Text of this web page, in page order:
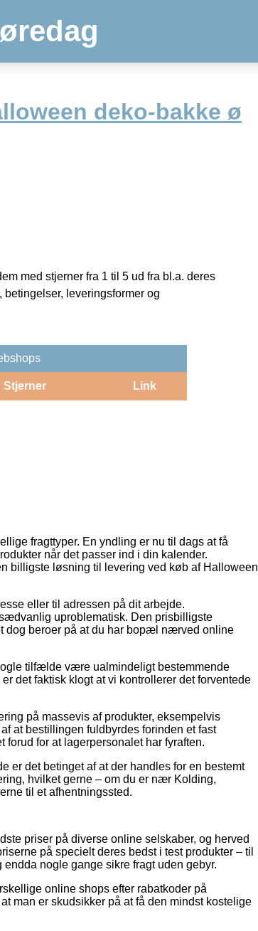
deko-bakke ø
med stjerner fra 1 til 5 ud fra bl.a. deres
leveringsformer og
Stjerner Link
fragttyper. En yndling er nu til dags at få
når det passer ind i din kalender.
billigste løsning til levering ved køb af Halloween
eller til adressen på dit arbejde.
uproblematisk. Den prisbilligste
dog beroer på at du har bopæl nærved online
tilfælde være ualmindeligt bestemmende
det faktisk klogt at vi kontrollerer det forventede
på massevis af produkter, eksempelvis
at bestillingen fuldbyrdes forinden et fast
forud for at lagerpersonalet har fyraften.
er det betinget af at der handles for en bestemt
hvilket gerne – om du er nær Kolding,
til et afhentningssted.
priser på diverse online selskaber, og herved
på specielt deres bedst i test produkter – til
nogle gange sikre fragt uden gebyr.
online shops efter rabatkoder på
man er skudsikker på at få den mindst kostelige